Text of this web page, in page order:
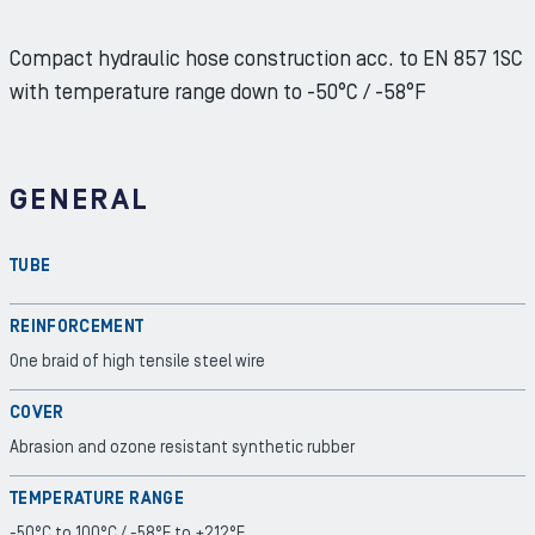
Compact hydraulic hose construction acc. to EN 857 1SC
with temperature range down to -50°C / -58°F
GENERAL
TUBE
REINFORCEMENT
One braid of high tensile steel wire
COVER
Abrasion and ozone resistant synthetic rubber
TEMPERATURE RANGE